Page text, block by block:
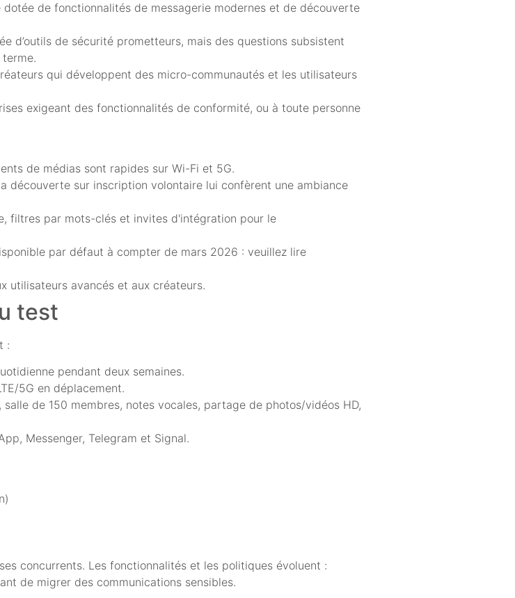
de fonctionnalités de messagerie modernes et de découverte
d’outils de sécurité prometteurs, mais des questions subsistent
qui développent des micro-communautés et les utilisateurs
exigeant des fonctionnalités de conformité, ou à toute personne
de médias sont rapides sur Wi-Fi et 5G.
découverte sur inscription volontaire lui confèrent une ambiance
filtres par mots-clés et invites d'intégration pour le
par défaut à compter de mars 2026 : veuillez lire
utilisateurs avancés et aux créateurs.
test
:
pendant deux semaines.
5G en déplacement.
de 150 membres, notes vocales, partage de photos/vidéos HD,
Messenger, Telegram et Signal.
concurrents. Les fonctionnalités et les politiques évoluent :
de migrer des communications sensibles.